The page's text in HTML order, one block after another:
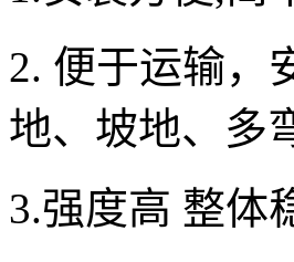
2. 便于运输，
地、坡地、多
3.强度高 整体